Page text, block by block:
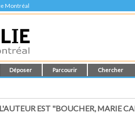
Montréal
Déposer Parcourir Chercher
EST "BOUCHER, MARIE